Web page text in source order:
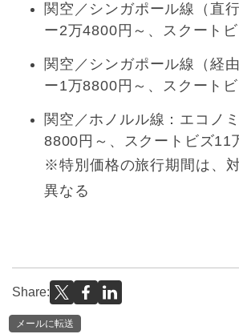
関空／シンガポール線（直
ー2万4800円～、スクート
関空／シンガポール線（経
ー1万8800円～、スクート
関空／ホノルル線：エコノ
8800円～、スクートビズ11
※特別価格の旅行期間は、
異なる
Share:
メールに転送